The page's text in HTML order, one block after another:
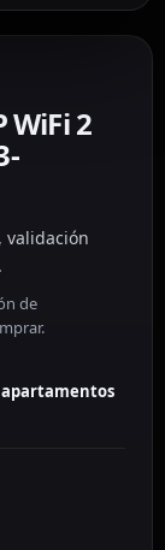
2
validación
de
apartamentos